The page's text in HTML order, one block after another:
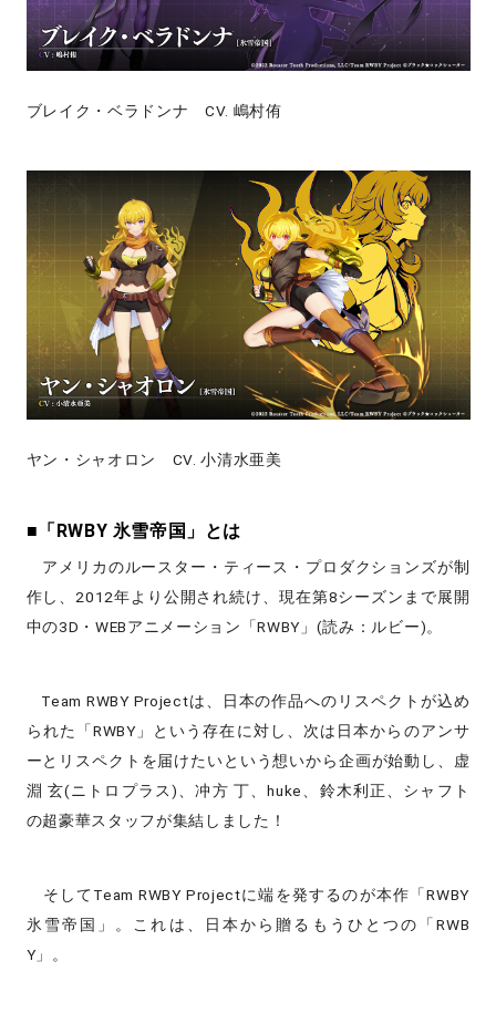
ブレイク・ベラドンナ CV. 嶋村侑
ヤン・シャオロン CV. 小清水亜美
■「RWBY 氷雪帝国」とは
アメリカのルースター・ティース・プロダクションズが制
作し、2012年より公開され続け、現在第8シーズンまで展開
中の3D・WEBアニメーション「RWBY」(読み：ルビー)。
Team RWBY Projectは、日本の作品へのリスペクトが込め
られた「RWBY」という存在に対し、次は日本からのアンサ
ーとリスペクトを届けたいという想いから企画が始動し、虚
淵 玄(ニトロプラス)、冲方 丁、huke、鈴木利正、シャフト
の超豪華スタッフが集結しました！
そしてTeam RWBY Projectに端を発するのが本作「RWBY
氷雪帝国」。これは、日本から贈るもうひとつの「RWB
Y」。